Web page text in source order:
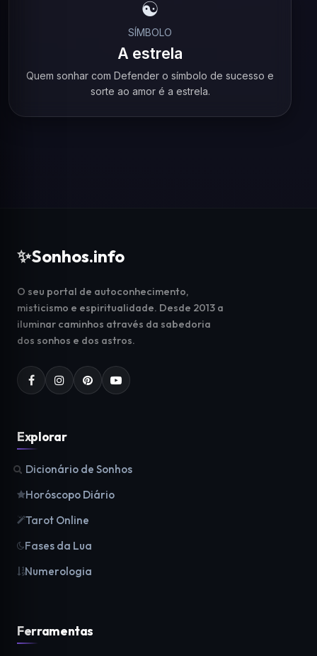
☯️
SÍMBOLO
A estrela
Quem sonhar com Defender o símbolo de sucesso e
sorte ao amor é a estrela.
✨Sonhos.info
O seu portal de autoconhecimento,
misticismo e espiritualidade. Desde 2013 a
iluminar caminhos através da sabedoria
dos sonhos e dos astros.
Explorar
Dicionário de Sonhos
Horóscopo Diário
Tarot Online
Fases da Lua
Numerologia
Ferramentas